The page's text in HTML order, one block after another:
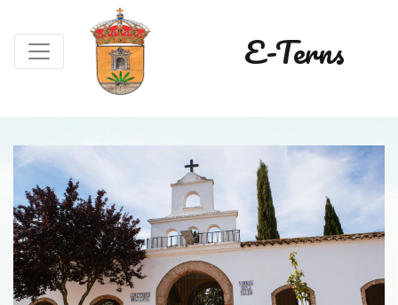
E-Terns